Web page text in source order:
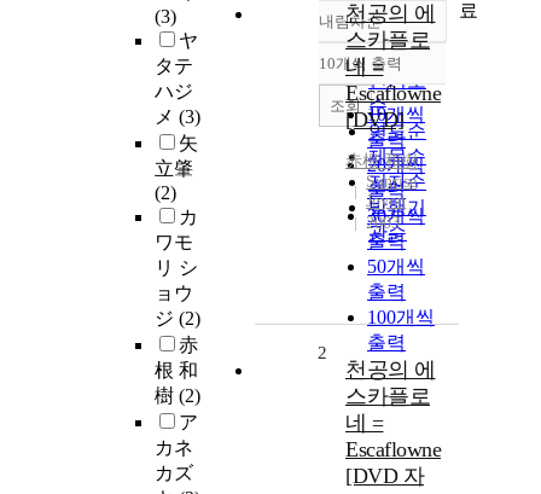
(3)
ヤ
タテ
ハジ
メ (3)
矢
立肇
(2)
カ
ワモ
リ シ
ョウ
ジ (2)
赤
根 和
樹 (2)
ア
カネ
カズ
정확도
순
인기도
순
연도순
제목순
저자순
발행기
관순
내림차순
내림차순
10개씩 출력
10개씩
출력
20개씩
출력
30개씩
출력
50개씩
출력
100개씩
출력
조회
천공의 에
스카플로
네 =
Escaflowne
[DVD]
赤根 和樹
Sunrise
Joyon
2003
2
천공의 에
스카플로
네 =
Escaflowne
[DVD 자
료